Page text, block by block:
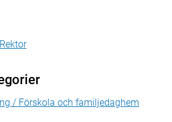
/ Förskola och familjedaghem